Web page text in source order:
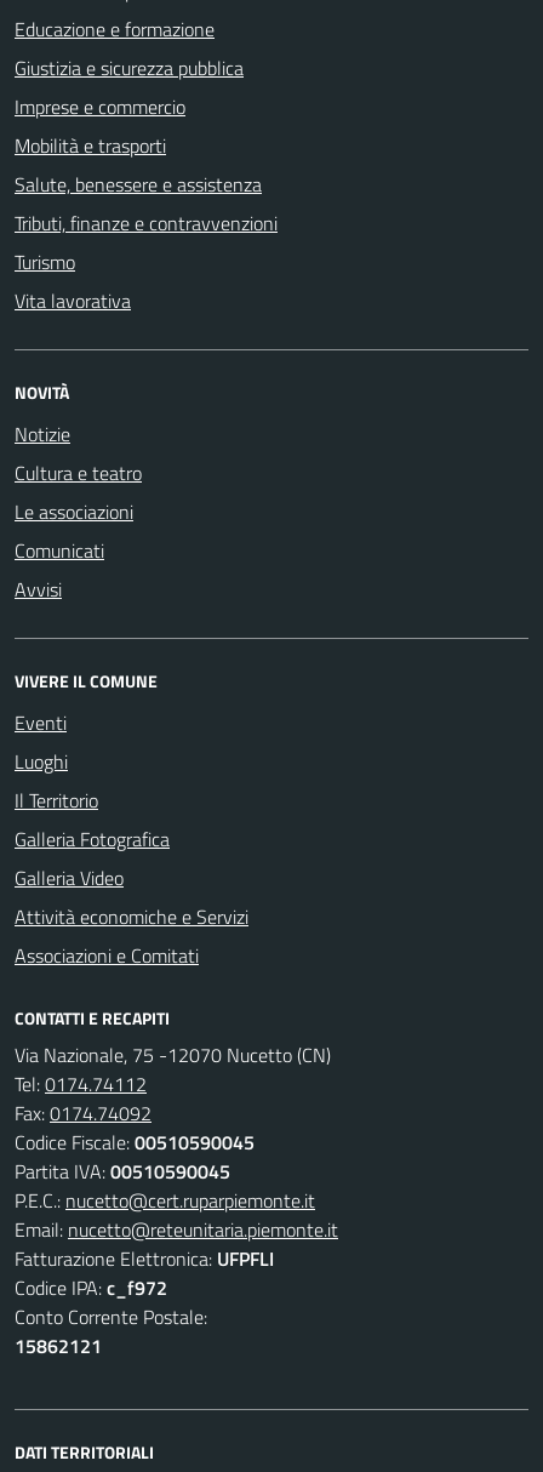
Educazione e formazione
Giustizia e sicurezza pubblica
Imprese e commercio
Mobilità e trasporti
Salute, benessere e assistenza
Tributi, finanze e contravvenzioni
Turismo
Vita lavorativa
NOVITÀ
Notizie
Cultura e teatro
Le associazioni
Comunicati
Avvisi
VIVERE IL COMUNE
Eventi
Luoghi
Il Territorio
Galleria Fotografica
Galleria Video
Attività economiche e Servizi
Associazioni e Comitati
CONTATTI E RECAPITI
Via Nazionale, 75 -12070 Nucetto (CN)
Tel:0174.74112
Fax:0174.74092
Codice Fiscale:00510590045
Partita IVA:00510590045
P.E.C.: nucetto@cert.ruparpiemonte.it
Email: nucetto@reteunitaria.piemonte.it
Fatturazione Elettronica: UFPFLI
Codice IPA:c_f972
Conto Corrente Postale:
15862121
DATI TERRITORIALI